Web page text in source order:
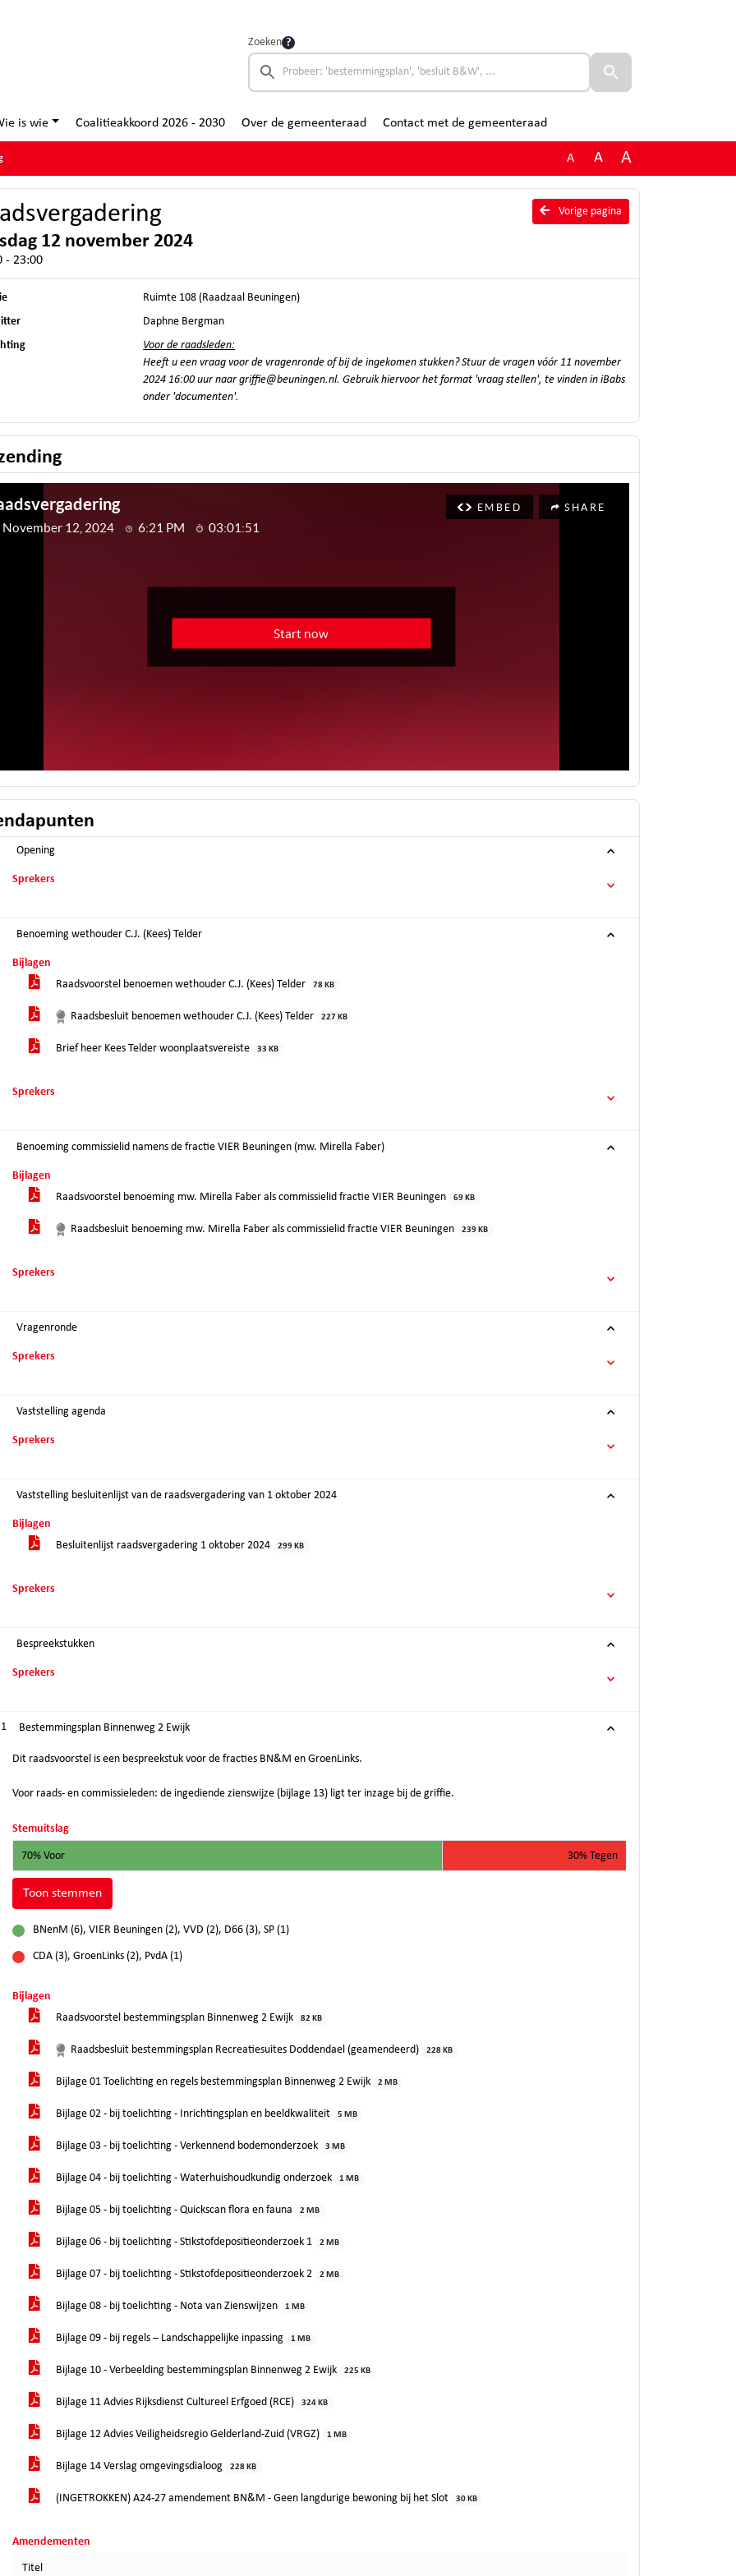
Zoeken
is wie Coalitieakkoord 2026 - 2030 Over de gemeenteraad Contact met de gemeenteraad
A A A
Vorige pagina
12 november 2024
- 23:00
Ruimte 108 (Raadzaal Beuningen)
Daphne Bergman
Voor de raadsleden:
Heeft u een vraag voor de vragenronde of bij de ingekomen stukken? Stuur de vragen vóór 11 november
2024 16:00 uur naar griffie@beuningen.nl. Gebruik hiervoor het format 'vraag stellen', te vinden in iBabs
onder 'documenten'.
Opening
Sprekers
Benoeming wethouder C.J. (Kees) Telder
Bijlagen
Raadsvoorstel benoemen wethouder C.J. (Kees) Telder
78 KB
Raadsbesluit benoemen wethouder C.J. (Kees) Telder 227 KB
Brief heer Kees Telder woonplaatsvereiste 33 KB
Sprekers
Benoeming commissielid namens de fractie VIER Beuningen (mw. Mirella Faber)
Bijlagen
Raadsvoorstel benoeming mw. Mirella Faber als commissielid fractie VIER Beuningen
69 KB
Raadsbesluit benoeming mw. Mirella Faber als commissielid fractie VIER Beuningen 239 KB
Sprekers
Vragenronde
Sprekers
Vaststelling agenda
Sprekers
Vaststelling besluitenlijst van de raadsvergadering van 1 oktober 2024
Bijlagen
Besluitenlijst raadsvergadering 1 oktober 2024
299 KB
Sprekers
Bespreekstukken
Sprekers
Bestemmingsplan Binnenweg 2 Ewijk
Dit raadsvoorstel is een bespreekstuk voor de fracties BN&M en GroenLinks.
Voor raads- en commissieleden: de ingediende zienswijze (bijlage 13) ligt ter inzage bij de griffie.
Stemuitslag
70% Voor 30% Tegen
Toon stemmen
BNenM (6), VIER Beuningen (2), VVD (2), D66 (3), SP (1)
CDA (3), GroenLinks (2), PvdA (1)
Bijlagen
Raadsvoorstel bestemmingsplan Binnenweg 2 Ewijk
82 KB
Raadsbesluit bestemmingsplan Recreatiesuites Doddendael (geamendeerd) 228 KB
Bijlage 01 Toelichting en regels bestemmingsplan Binnenweg 2 Ewijk 2 MB
Bijlage 02 - bij toelichting - Inrichtingsplan en beeldkwaliteit 5 MB
Bijlage 03 - bij toelichting - Verkennend bodemonderzoek 3 MB
Bijlage 04 - bij toelichting - Waterhuishoudkundig onderzoek 1 MB
Bijlage 05 - bij toelichting - Quickscan flora en fauna 2 MB
Bijlage 06 - bij toelichting - Stikstofdepositieonderzoek 1 2 MB
Bijlage 07 - bij toelichting - Stikstofdepositieonderzoek 2 2 MB
Bijlage 08 - bij toelichting - Nota van Zienswijzen 1 MB
Bijlage 09 - bij regels – Landschappelijke inpassing 1 MB
Bijlage 10 - Verbeelding bestemmingsplan Binnenweg 2 Ewijk 225 KB
Bijlage 11 Advies Rijksdienst Cultureel Erfgoed (RCE) 324 KB
Bijlage 12 Advies Veiligheidsregio Gelderland-Zuid (VRGZ) 1 MB
Bijlage 14 Verslag omgevingsdialoog 228 KB
(INGETROKKEN) A24-27 amendement BN&M - Geen langdurige bewoning bij het Slot 30 KB
Amendementen
Titel